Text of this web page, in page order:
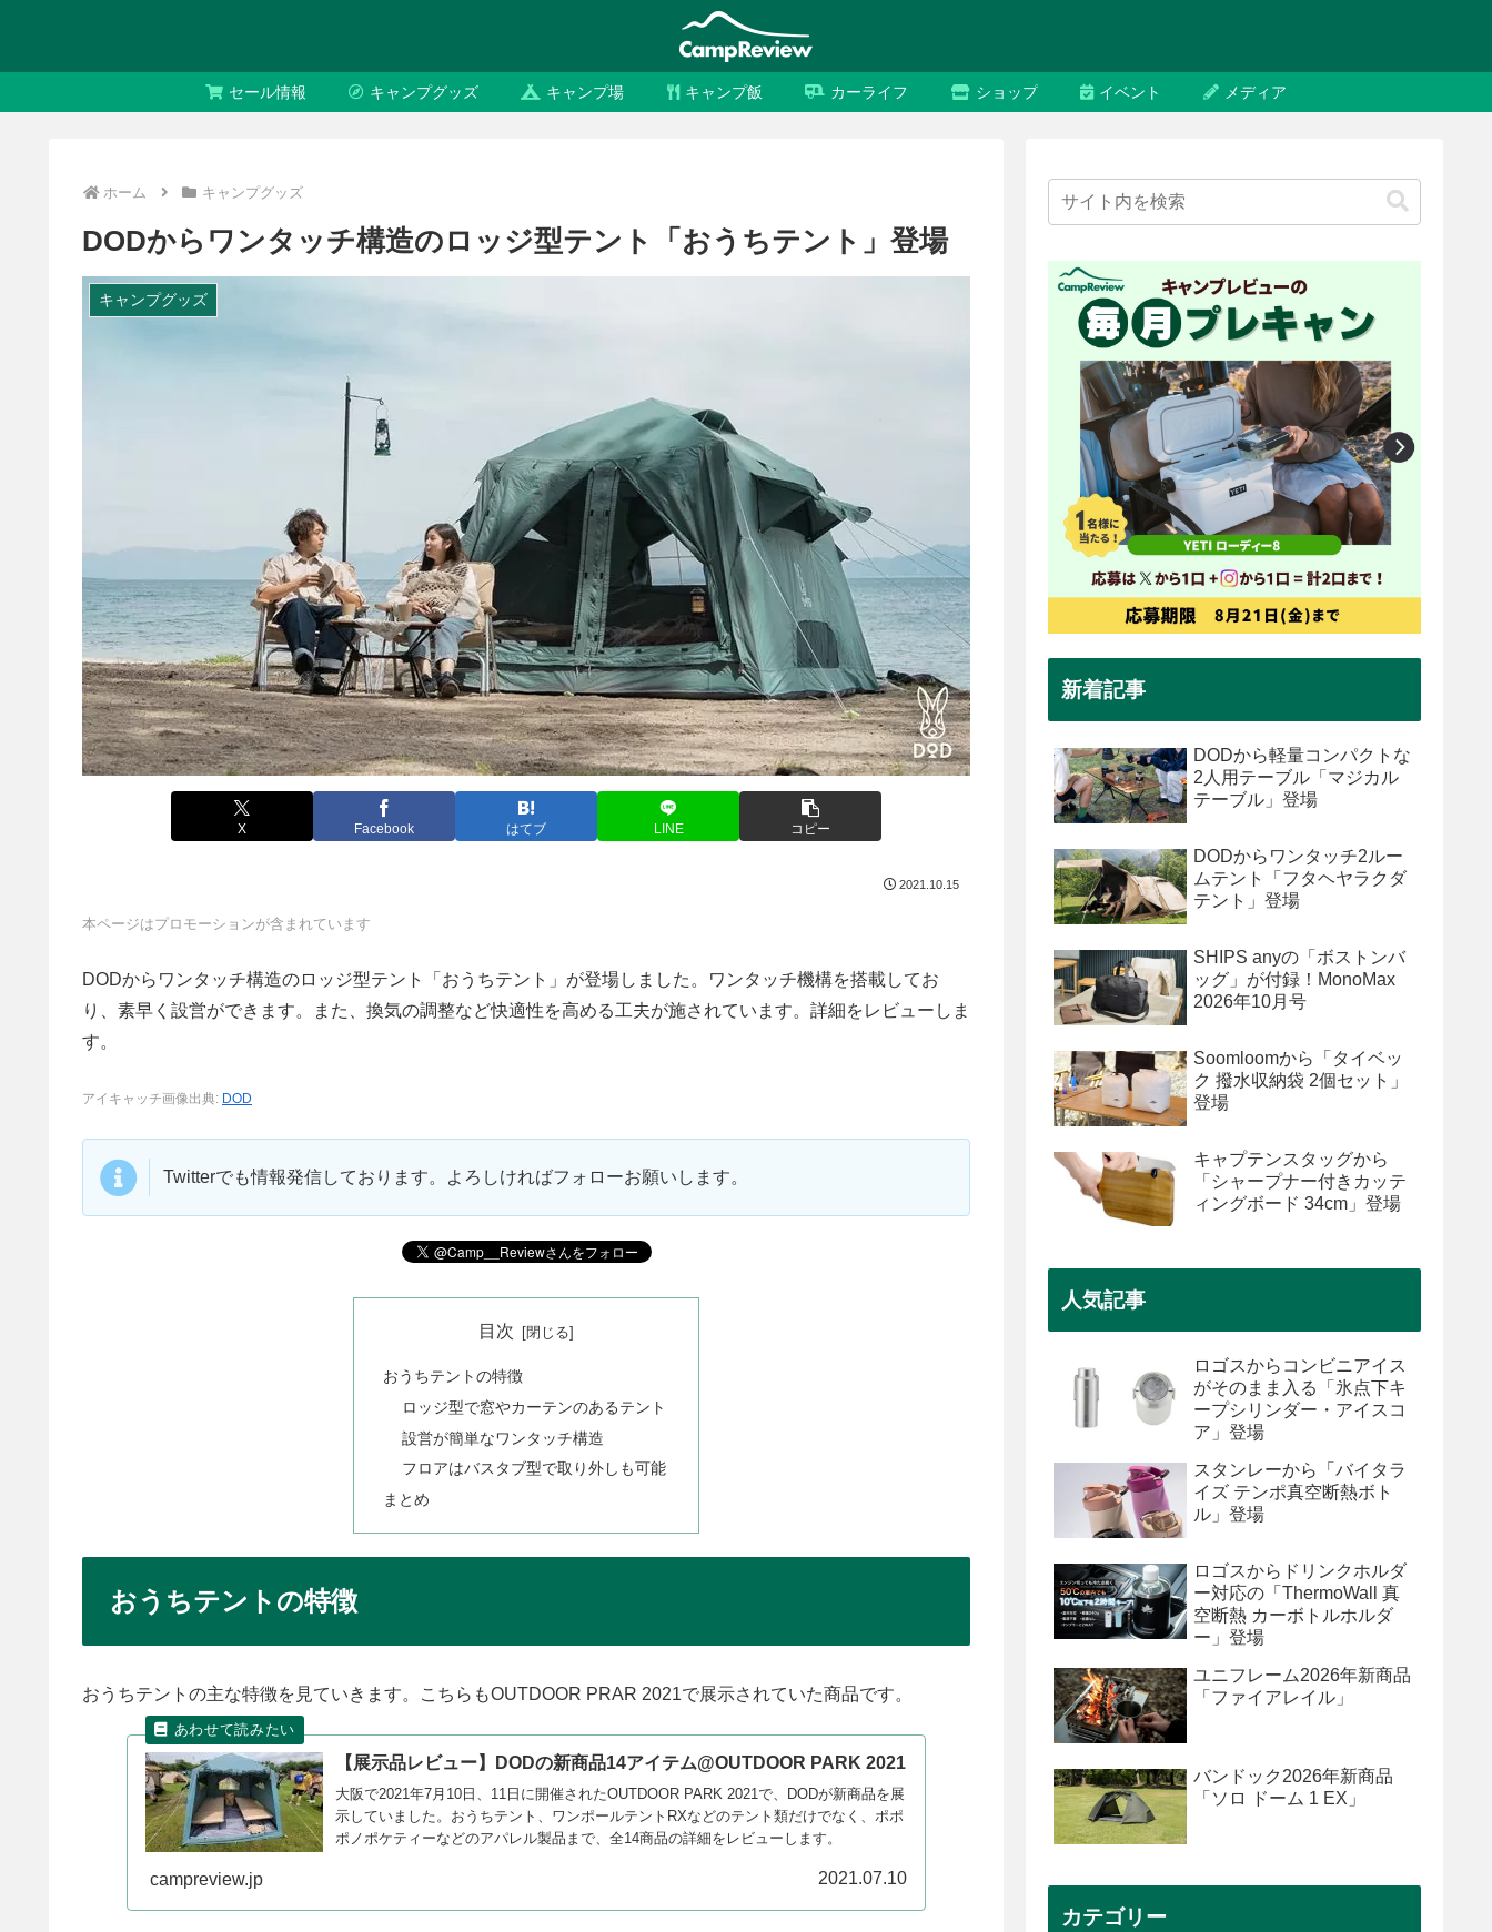
セール情報 キャンプグッズ キャンプ場 キャンプ飯 カーライフ ショップ イベント メディア
ホーム キャンプグッズ
DODからワンタッチ構造のロッジ型テント「おうちテント」登場
キャンプグッズ
X Facebook はてブ LINE コピー
2021.10.15
本ページはプロモーションが含まれています
DODからワンタッチ構造のロッジ型テント「おうちテント」が登場しました。ワンタッチ機構を搭載してお
り、素早く設営ができます。また、換気の調整など快適性を高める工夫が施されています。詳細をレビューしま
す。
アイキャッチ画像出典: DOD
Twitterでも情報発信しております。よろしければフォローお願いします。
目次
おうちテントの特徴
ロッジ型で窓やカーテンのあるテント
設営が簡単なワンタッチ構造
フロアはバスタブ型で取り外しも可能
まとめ
おうちテントの特徴
おうちテントの主な特徴を見ていきます。こちらもOUTDOOR PRAR 2021で展示されていた商品です。
【展示品レビュー】DODの新商品14アイテム@OUTDOOR PARK 2021
大阪で2021年7月10日、11日に開催されたOUTDOOR PARK 2021で、DODが新商品を展
示していました。おうちテント、ワンポールテントRXなどのテント類だけでなく、ポポ
ポノポケティーなどのアパレル製品まで、全14商品の詳細をレビューします。
campreview.jp 2021.07.10
新着記事
DODから軽量コンパクトな
2人用テーブル「マジカル
テーブル」登場
DODからワンタッチ2ルー
ムテント「フタヘヤラクダ
テント」登場
SHIPS anyの「ボストンバ
ッグ」が付録！MonoMax
2026年10月号
Soomloomから「タイベッ
ク 撥水収納袋 2個セット」
登場
キャプテンスタッグから
「シャープナー付きカッテ
ィングボード 34cm」登場
人気記事
ロゴスからコンビニアイス
がそのまま入る「氷点下キ
ープシリンダー・アイスコ
ア」登場
スタンレーから「バイタラ
イズ テンポ真空断熱ボト
ル」登場
ロゴスからドリンクホルダ
ー対応の「ThermoWall 真
空断熱 カーボトルホルダ
ー」登場
ユニフレーム2026年新商品
「ファイアレイル」
バンドック2026年新商品
「ソロ ドーム 1 EX」
カテゴリー